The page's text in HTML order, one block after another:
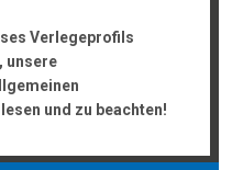
Verlegeprofils
unsere
und zu beachten!